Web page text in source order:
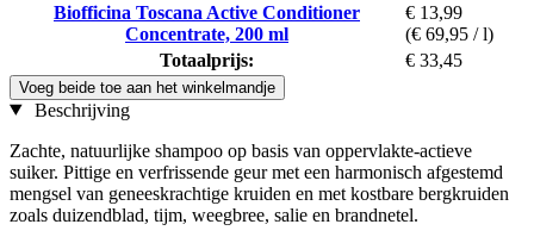
Biofficina Toscana Active Conditioner
Concentrate, 200 ml
€ 13,99
(€ 69,95 / l)
Totaalprijs:
€ 33,45
Voeg beide toe aan het winkelmandje
Beschrijving
Zachte, natuurlijke shampoo op basis van oppervlakte-actieve
suiker. Pittige en verfrissende geur met een harmonisch afgestemd
mengsel van geneeskrachtige kruiden en met kostbare bergkruiden
zoals duizendblad, tijm, weegbree, salie en brandnetel.